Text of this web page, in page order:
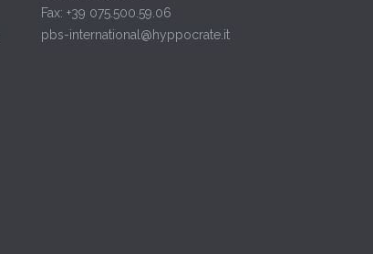
Fax: +39 075.500.59.06
pbs-international@hyppocrate.it